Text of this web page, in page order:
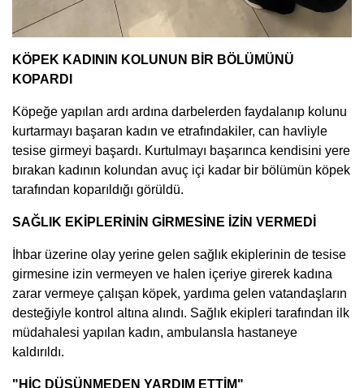
KÖPEK KADININ KOLUNUN BİR BÖLÜMÜNÜ
KOPARDI
Köpeğe yapılan ardı ardına darbelerden faydalanıp kolunu
kurtarmayı başaran kadın ve etrafındakiler, can havliyle
tesise girmeyi başardı. Kurtulmayı başarınca kendisini yere
bırakan kadının kolundan avuç içi kadar bir bölümün köpek
tarafından koparıldığı görüldü.
SAĞLIK EKİPLERİNİN GİRMESİNE İZİN VERMEDİ
İhbar üzerine olay yerine gelen sağlık ekiplerinin de tesise
girmesine izin vermeyen ve halen içeriye girerek kadına
zarar vermeye çalışan köpek, yardıma gelen vatandaşların
desteğiyle kontrol altına alındı. Sağlık ekipleri tarafından ilk
müdahalesi yapılan kadın, ambulansla hastaneye
kaldırıldı.
"HİÇ DÜŞÜNMEDEN YARDIM ETTİM"